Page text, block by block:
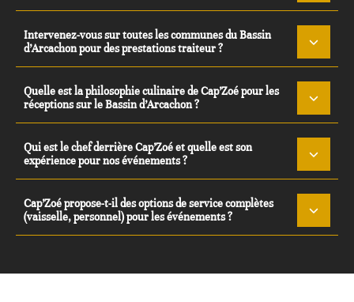
Intervenez-vous sur toutes les communes du Bassin
d’Arcachon pour des prestations traiteur ?
Quelle est la philosophie culinaire de Cap’Zoé pour les
réceptions sur le Bassin d’Arcachon ?
Qui est le chef derrière Cap’Zoé et quelle est son
expérience pour nos événements ?
Cap’Zoé propose-t-il des options de service complètes
(vaisselle, personnel) pour les événements ?